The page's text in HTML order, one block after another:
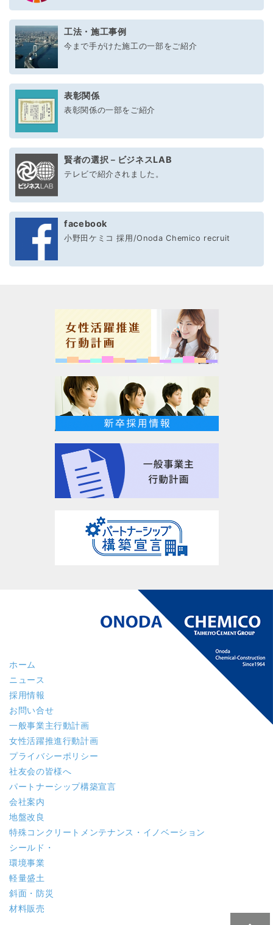
工法・施工事例
今まで手がけた施工の一部をご紹介
表彰関係
表彰関係の一部をご紹介
賢者の選択－ビジネスLAB
テレビで紹介されました。
facebook
小野田ケミコ 採用/Onoda Chemico recruit
ホーム
ニュース
採用情報
お問い合せ
一般事業主行動計画
女性活躍推進行動計画
プライバシーポリシー
社友会の皆様へ
パートナーシップ構築宣言
会社案内
地盤改良
特殊コンクリート メンテナンス・イノベーション
シールド・
環境事業
軽量盛土
斜面・防災
材料販売